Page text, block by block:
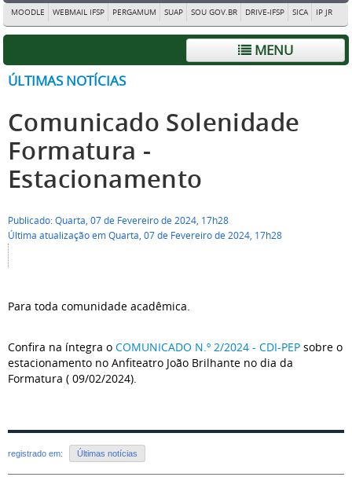
MOODLE WEBMAIL IFSP PERGAMUM SUAP SOU GOV.BR DRIVE-IFSP SICA IP JR
MENU
ÚLTIMAS NOTÍCIAS
Comunicado Solenidade
Formatura -
Estacionamento
Publicado: Quarta, 07 de Fevereiro de 2024, 17h28
Última atualização em Quarta, 07 de Fevereiro de 2024, 17h28
Para toda comunidade acadêmica.
Confira na íntegra o COMUNICADO N.º 2/2024 - CDI-PEP sobre o
estacionamento no Anfiteatro João Brilhante no dia da
Formatura ( 09/02/2024).
registrado em: Últimas notícias